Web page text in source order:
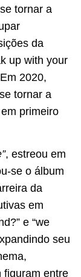
tornar a
da
up with your
2020,
tornar a
primeiro
, estreou em
se o álbum
da
em
e “we
seu
entre